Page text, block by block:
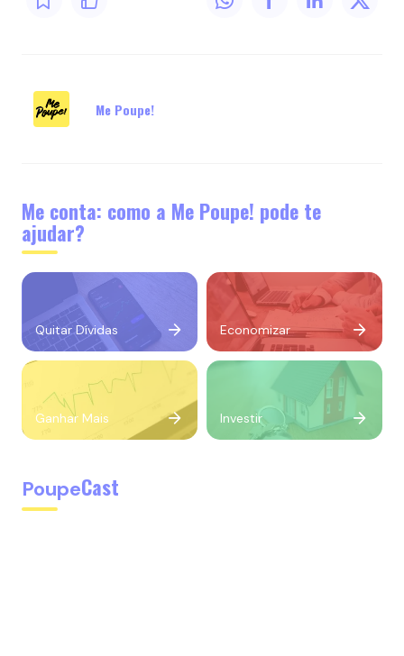
Me Poupe!
Me conta: como a Me Poupe! pode te
ajudar?
Quitar Dívidas Economizar
Ganhar Mais Investir
PoupeCast